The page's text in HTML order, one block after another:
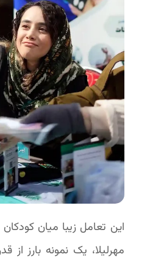
این تعامل زیبا میان
مهرلیلا، یک نمونه بارز